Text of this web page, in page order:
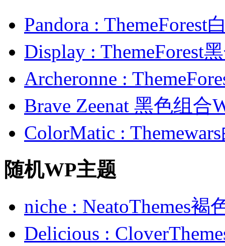
Pandora : ThemeForest
Display : ThemeForest
Archeronne :
Brave Zeenat 黑色组合
ColorMatic :
随机WP主题
niche : NeatoThemes
Delicious :